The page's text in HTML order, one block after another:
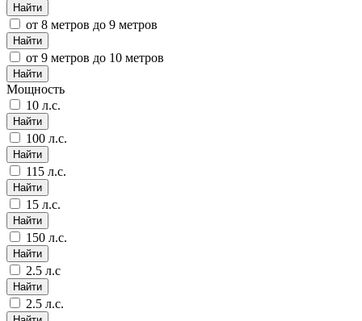
Найти
от 8 метров до 9 метров
Найти
от 9 метров до 10 метров
Найти
Мощность
10 л.с.
Найти
100 л.с.
Найти
115 л.с.
Найти
15 л.с.
Найти
150 л.с.
Найти
2.5 л.с
Найти
2.5 л.с.